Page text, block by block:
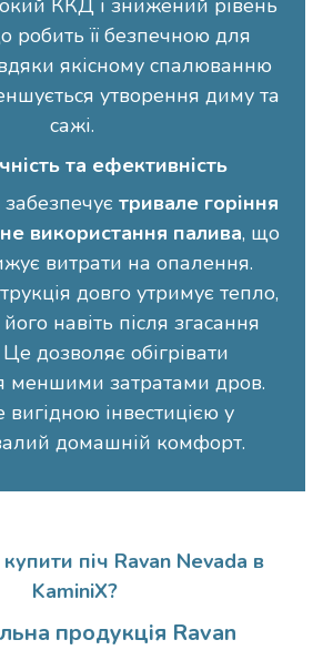
робить її безпечною для
якісному спалюванню
утворення диму та
сажі.
та ефективність
тривале горіння
використання палива, що
витрати на опалення.
довго утримує тепло,
навіть після згасання
дозволяє обігрівати
меншими затратами дров.
вигідною інвестицією у
домашній комфорт.
піч Ravan Nevada в
KaminiX?
продукція Ravan